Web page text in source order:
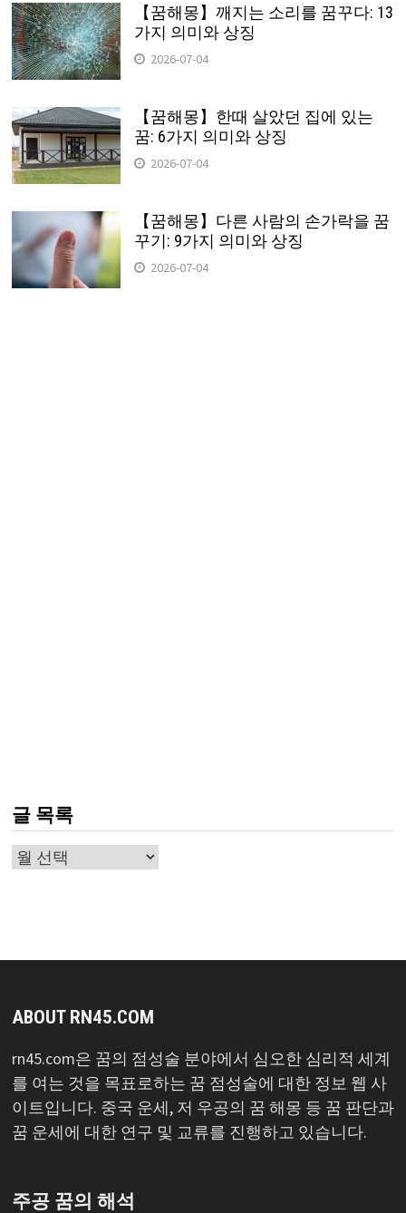
【꿈해몽】깨지는 소리를 꿈꾸다: 13
가지 의미와 상징
2026-07-04
【꿈해몽】한때 살았던 집에 있는
꿈: 6가지 의미와 상징
2026-07-04
【꿈해몽】다른 사람의 손가락을 꿈
꾸기: 9가지 의미와 상징
2026-07-04
글 목록
글
ABOUT RN45.COM
rn45.com은 꿈의 점성술 분야에서 심오한 심리적 세계
를 여는 것을 목표로하는 꿈 점성술에 대한 정보 웹 사
이트입니다. 중국 운세, 저 우공의 꿈 해몽 등 꿈 판단과
꿈 운세에 대한 연구 및 교류를 진행하고 있습니다.
주공 꿈의 해석